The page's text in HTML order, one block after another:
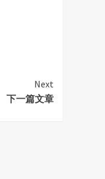
Next
下一篇文章